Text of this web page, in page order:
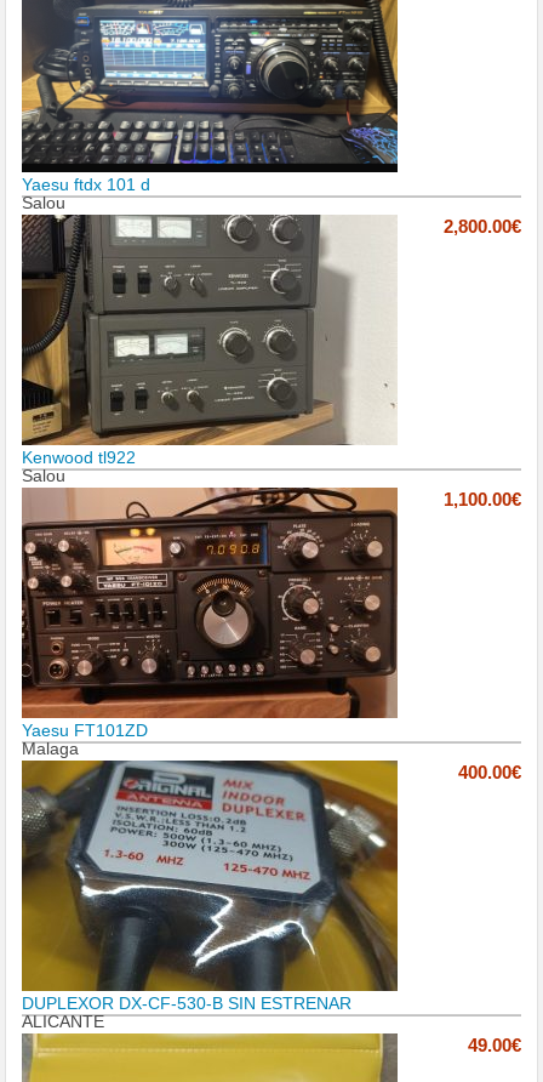
Yaesu ftdx 101 d
Salou
2,800.00€
Kenwood tl922
Salou
1,100.00€
Yaesu FT101ZD
Malaga
400.00€
DUPLEXOR DX-CF-530-B SIN ESTRENAR
ALICANTE
49.00€